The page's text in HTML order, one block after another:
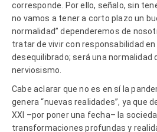
corresponde. Por ello, señalo, sin
no vamos a tener a corto plazo un
normalidad” dependeremos de
tratar de vivir con responsabilidad
desequilibrado; será una normalidad
nerviosismo.
Cabe aclarar que no es en sí la
genera “nuevas realidades”, ya que
XXI –por poner una fecha– la
transformaciones profundas y